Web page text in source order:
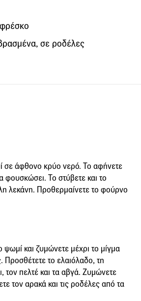
σε ροδέλες
σε άφθονο κρύο νερό. Το αφήνετε
φουσκώσει. Το στύβετε και το
λεκάνη. Προθερμαίνετε το φούρνο
ψωμί και ζυμώνετε μέχρι το μίγμα
Προσθέτετε το ελαιόλαδο, τη
τον πελτέ και τα αβγά. Ζυμώνετε
τον αρακά και τις ροδέλες από τα